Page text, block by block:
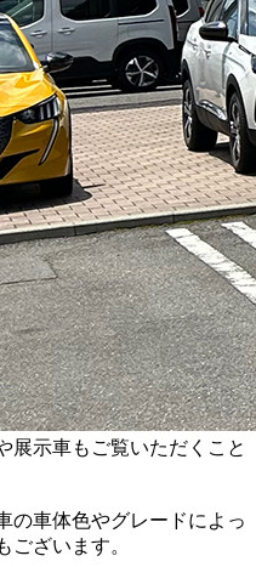
展示車もご覧いただくこと
の車体色やグレードによっ
ございます。